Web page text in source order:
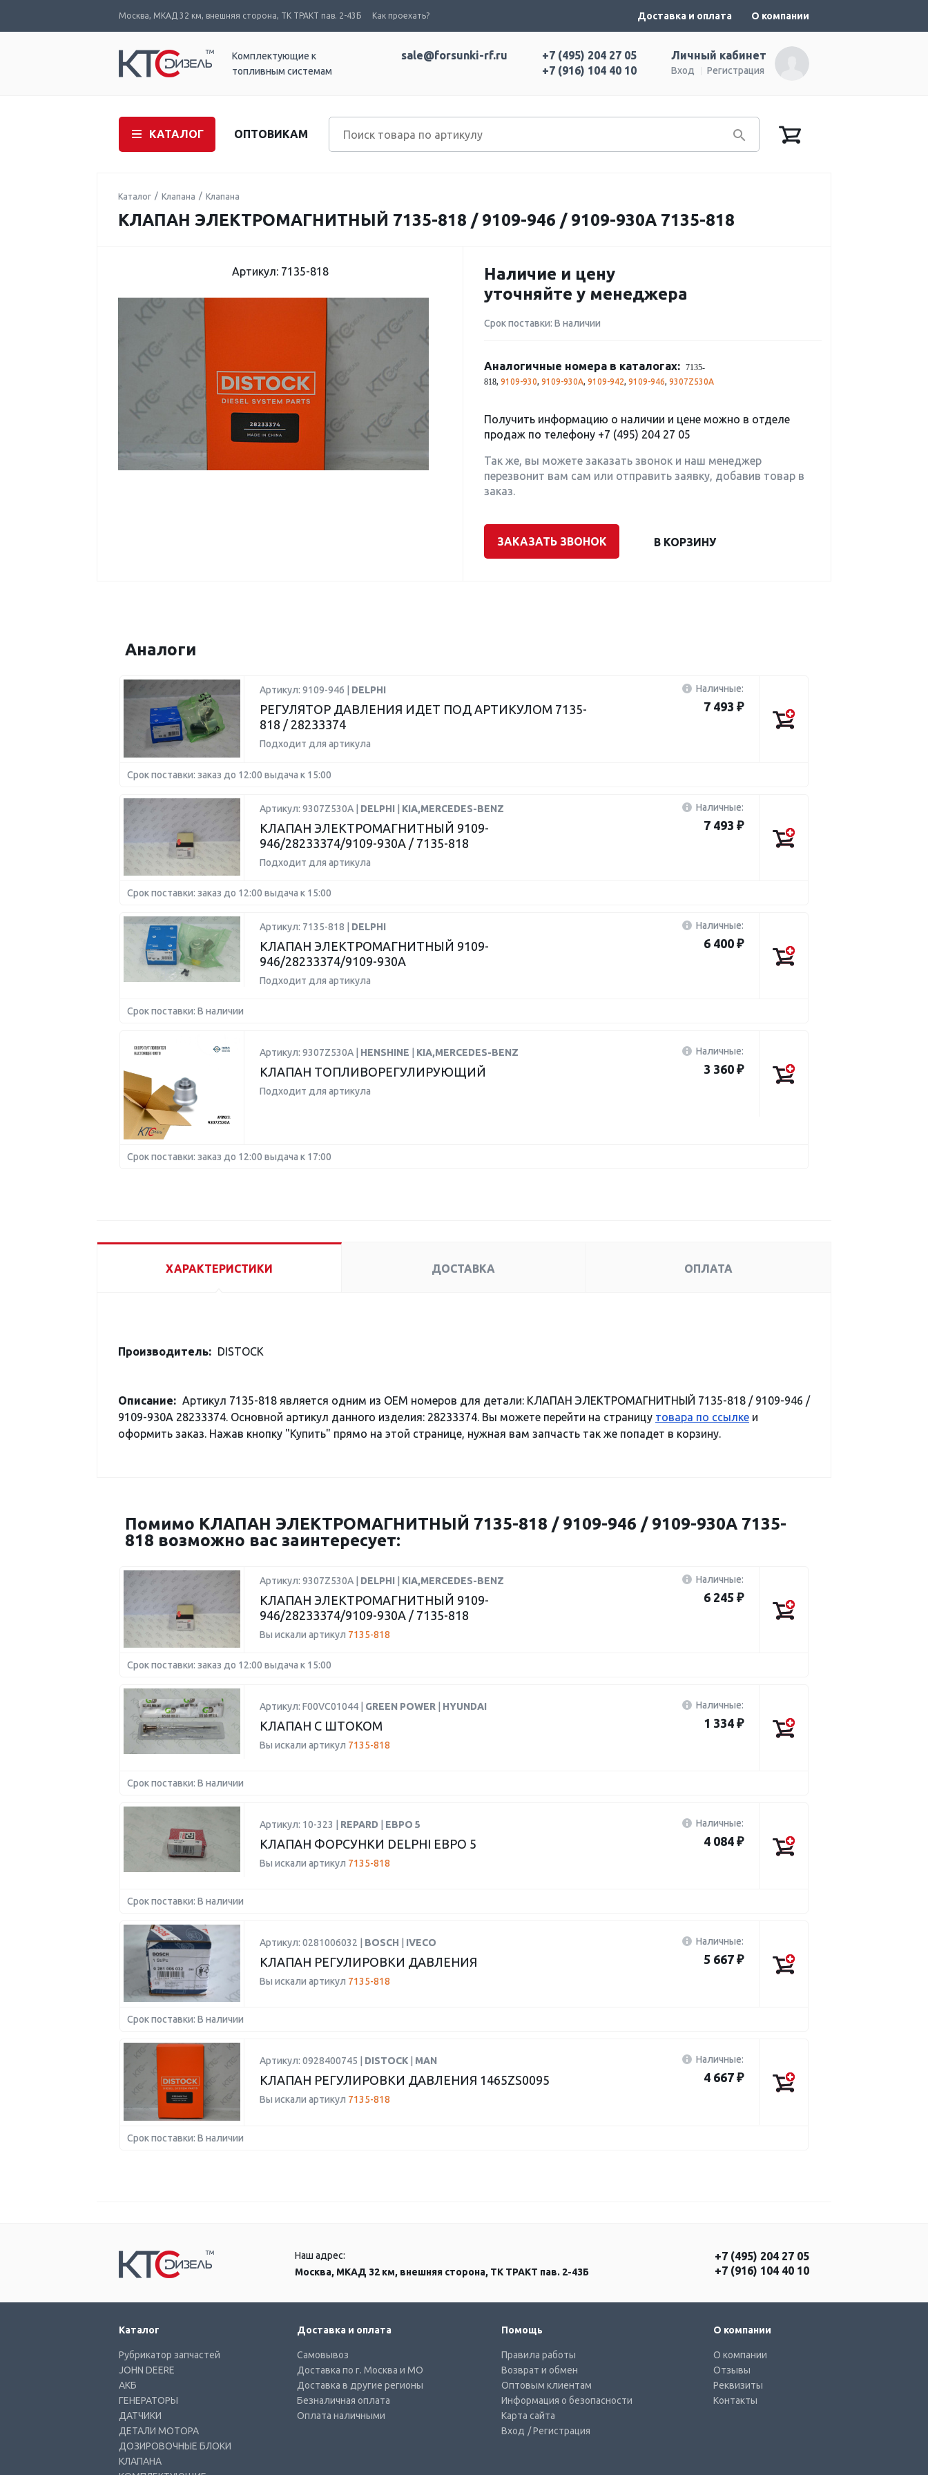
Москва, МКАД 32 км, внешняя сторона, ТК ТРАКТ пав. 2-43Б Как проехать? Доставка и оплата О компании
Комплектующие к
топливным системам
Личный кабинет
Вход Регистрация
+7 (495) 204 27 05
+7 (916) 104 40 10
sale@forsunki-rf.ru
КАТАЛОГ ОПТОВИКАМ
Каталог Клапана Клапана
КЛАПАН ЭЛЕКТРОМАГНИТНЫЙ 7135-818 / 9109-946 / 9109-930A 7135-818
Артикул: 7135-818
Наличие и цену
уточняйте у менеджера
Срок поставки: В наличии
Аналогичные номера в каталогах:
7135-
818, 9109-930, 9109-930A, 9109-942, 9109-946, 9307Z530A
Получить информацию о наличии и цене можно в отделе
продаж по телефону +7 (495) 204 27 05
Так же, вы можете заказать звонок и наш менеджер
перезвонит вам сам или отправить заявку, добавив товар в
заказ.
ЗАКАЗАТЬ ЗВОНОК В КОРЗИНУ
Аналоги
Артикул: 9109-946 | DELPHI
РЕГУЛЯТОР ДАВЛЕНИЯ ИДЕТ ПОД АРТИКУЛОМ 7135-
818 / 28233374
Подходит для артикула
Наличные:
7 493 ₽
Срок поставки: заказ до 12:00 выдача к 15:00
Артикул: 9307Z530A | DELPHI KIA,MERCEDES-BENZ
КЛАПАН ЭЛЕКТРОМАГНИТНЫЙ 9109-
946/28233374/9109-930A / 7135-818
Подходит для артикула
Наличные:
7 493 ₽
Срок поставки: заказ до 12:00 выдача к 15:00
Артикул: 7135-818 | DELPHI
КЛАПАН ЭЛЕКТРОМАГНИТНЫЙ 9109-
946/28233374/9109-930A
Подходит для артикула
Наличные:
6 400 ₽
Срок поставки: В наличии
Артикул: 9307Z530A | HENSHINE KIA,MERCEDES-BENZ
КЛАПАН ТОПЛИВОРЕГУЛИРУЮЩИЙ
Подходит для артикула
Наличные:
3 360 ₽
Срок поставки: заказ до 12:00 выдача к 17:00
ХАРАКТЕРИСТИКИ ДОСТАВКА ОПЛАТА
Производитель: DISTOCK
Описание: Артикул 7135-818 является одним из OEM номеров для детали: КЛАПАН ЭЛЕКТРОМАГНИТНЫЙ 7135-818 / 9109-946 /
9109-930A 28233374. Основной артикул данного изделия: 28233374. Вы можете перейти на страницу товара по ссылке и
оформить заказ. Нажав кнопку "Купить" прямо на этой странице, нужная вам запчасть так же попадет в корзину.
Помимо КЛАПАН ЭЛЕКТРОМАГНИТНЫЙ 7135-818 / 9109-946 / 9109-930A 7135-
818 возможно вас заинтересует:
Артикул: 9307Z530A | DELPHI KIA,MERCEDES-BENZ
КЛАПАН ЭЛЕКТРОМАГНИТНЫЙ 9109-
946/28233374/9109-930A / 7135-818
Вы искали артикул 7135-818
Наличные:
6 245 ₽
Срок поставки: заказ до 12:00 выдача к 15:00
Артикул: F00VC01044 | GREEN POWER HYUNDAI
КЛАПАН С ШТОКОМ
Вы искали артикул 7135-818
Наличные:
1 334 ₽
Срок поставки: В наличии
Артикул: 10-323 | REPARD ЕВРО 5
КЛАПАН ФОРСУНКИ DELPHI ЕВРО 5
Вы искали артикул 7135-818
Наличные:
4 084 ₽
Срок поставки: В наличии
Артикул: 0281006032 | BOSCH IVECO
КЛАПАН РЕГУЛИРОВКИ ДАВЛЕНИЯ
Вы искали артикул 7135-818
Наличные:
5 667 ₽
Срок поставки: В наличии
Артикул: 0928400745 | DISTOCK MAN
КЛАПАН РЕГУЛИРОВКИ ДАВЛЕНИЯ 1465ZS0095
Вы искали артикул 7135-818
Наличные:
4 667 ₽
Срок поставки: В наличии
Наш адрес:
Москва, МКАД 32 км, внешняя сторона, ТК ТРАКТ пав. 2-43Б
+7 (495) 204 27 05
+7 (916) 104 40 10
Каталог
Рубрикатор запчастей
JOHN DEERE
АКБ
ГЕНЕРАТОРЫ
ДАТЧИКИ
ДЕТАЛИ МОТОРА
ДОЗИРОВОЧНЫЕ БЛОКИ
КЛАПАНА
Доставка и оплата
Самовывоз
Доставка по г. Москва и МО
Доставка в другие регионы
Безналичная оплата
Оплата наличными
Помощь
Правила работы
Возврат и обмен
Оптовым клиентам
Информация о безопасности
Карта сайта
Вход / Регистрация
О компании
О компании
Отзывы
Реквизиты
Контакты